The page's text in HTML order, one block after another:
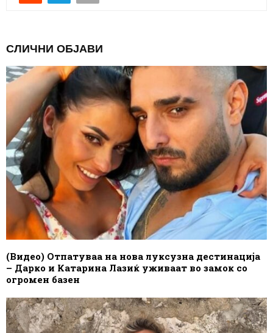
СЛИЧНИ ОБЈАВИ
(Видео) Отпатуваа на нова луксузна дестинација
– Дарко и Катарина Лазиќ уживаат во замок со
огромен базен